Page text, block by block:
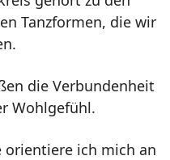
Tanzformen, die wir
die Verbundenheit
Wohlgefühl.
orientiere ich mich an